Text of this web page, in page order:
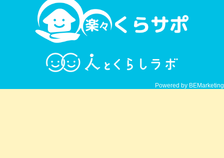
Powered by BEMarketing